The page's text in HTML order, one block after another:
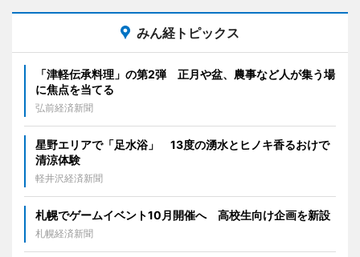
みん経トピックス
「津軽伝承料理」の第2弾 正月や盆、農事など人が集う場
に焦点を当てる
弘前経済新聞
星野エリアで「足水浴」 13度の湧水とヒノキ香るおけで
清涼体験
軽井沢経済新聞
札幌でゲームイベント10月開催へ 高校生向け企画を新設
札幌経済新聞